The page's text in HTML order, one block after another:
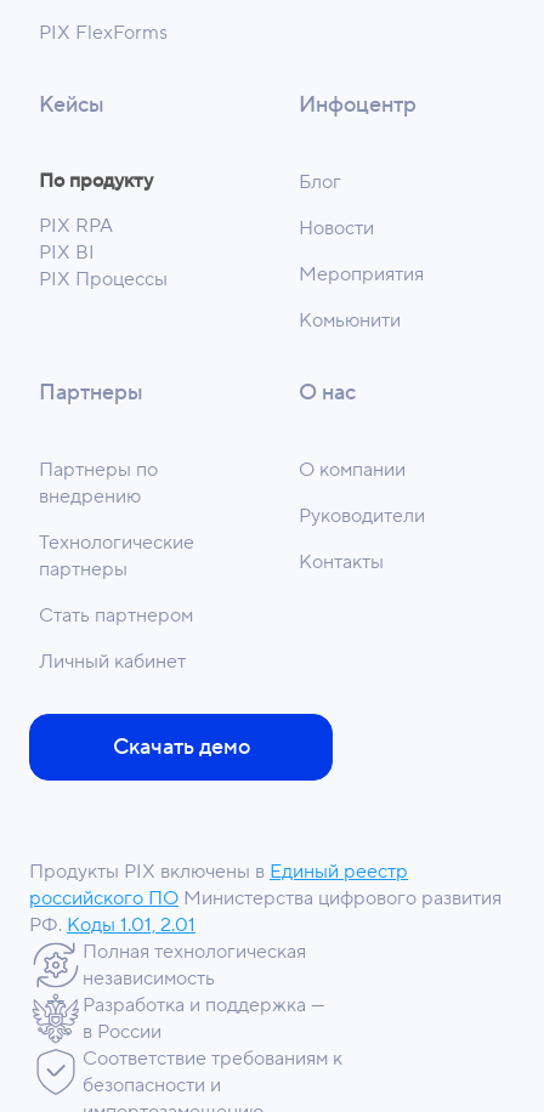
Скачать демо
PIX FlexForms
Кейсы
По продукту
PIX RPA
PIX BI
PIX Процессы
Инфоцентр
Блог
Новости
Мероприятия
Комьюнити
Партнеры
Партнеры по
внедрению
Технологические
партнеры
Стать партнером
Личный кабинет
О нас
О компании
Руководители
Контакты
Продукты PIX включены в Единый реестр
российского ПО Министерства цифрового развития
РФ. Коды 1.01, 2.01
Полная технологическая
независимость
Разработка и поддержка —
в России
Соответствие требованиям к
безопасности и